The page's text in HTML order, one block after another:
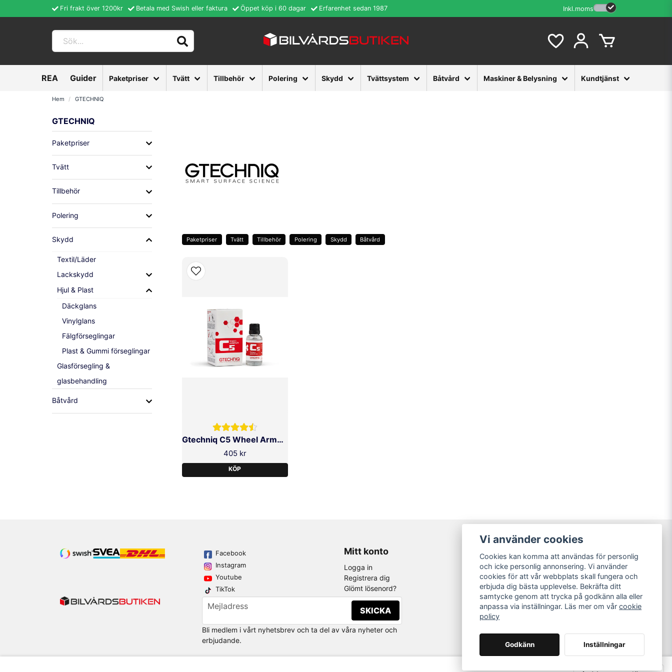
Fri frakt över 1200kr Betala med Swish eller faktura Öppet köp i 60 dagar Erfarenhet sedan 1987 Inkl.moms
REA Guider Paketpriser Tvätt Tillbehör Polering Skydd Tvättsystem Båtvård Maskiner & Belysning Kundtjänst
Hem GTECHNIQ
GTECHNIQ
Paketpriser
Tvätt
Tillbehör
Polering
Skydd
Textil/Läder
Lackskydd
Hjul & Plast
Däckglans
Vinylglans
Fälgförseglingar
Plast & Gummi förseglingar
Glasförsegling &
glasbehandling
Båtvård
Paketpriser Tvätt Tillbehör Polering Skydd Båtvård
Gtechniq C5 Wheel Armour
405 kr
KÖP
Facebook
Instagram
Youtube
TikTok
Mitt konto
Logga in
Registrera dig
Glömt lösenord?
Varumärken
Köpvillkor
Kundtjänst
Guider
email
Mejladress SKICKA
Bli medlem i vårt nyhetsbrev och ta del av våra nyheter och
erbjudande.
Vi använder cookies
Cookies kan komma att användas för personlig
och icke personlig annonsering. Vi använder
cookies för att vår webbplats skall fungera och
erbjuda dig bästa upplevelse. Bekräfta ditt
samtycke genom att trycka på godkänn alla eller
anpassa via inställningar. Läs mer om vårcookie
policy
Godkänn Inställningar